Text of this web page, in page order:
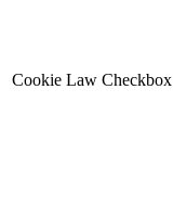
Cookie Law Checkbox